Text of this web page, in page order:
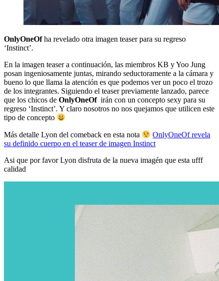
OnlyOneOfha revelado otra imagen teaser para su regreso
‘Instinct’.
En la imagen teaser a continuación, las miembros KB y Yoo Jung
posan ingeniosamente juntas, mirando seductoramente a la cámara y
bueno lo que llama la atención es que podemos ver un poco el trozo
de los integrantes. Siguiendo el teaser previamente lanzado, parece
que los chicos de OnlyOneOfirán con un concepto sexy para su
regreso ‘Instinct’. Y claro nosotros no nos quejamos que utilicen este
tipo de concepto
Más detalle Lyon del comeback en esta nota
OnlyOneOf revela
su definido cuerpo en el teaser de imagen Instinct
Asi que por favor Lyon disfruta de la nueva imagén que esta ufff
calidad